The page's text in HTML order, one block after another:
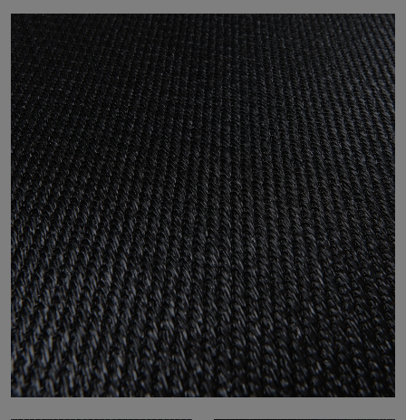
Yhteystiedot
Pattern Tile Tool
Valitse maa